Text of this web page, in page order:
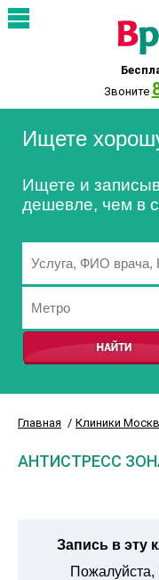
Звоните
Ищете
Ищете и
дешевле, чем в
Главная Клиники
АНТИСТРЕСС
Запись в эту
Пожалуйста,